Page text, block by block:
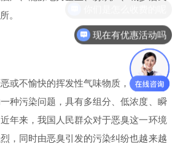
。
不愉快的挥发性气味物质，作用于人
种污染问题，具有多组分、低浓度、瞬
年来，我国人民群众对于恶臭这一环境
，同时由恶臭引发的污染纠纷也越来越
现在有优惠活动吗